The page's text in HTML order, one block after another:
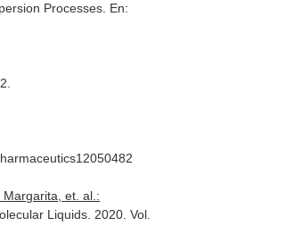
Processes. En:
et. al.:
Liquids . 2020. Vol.